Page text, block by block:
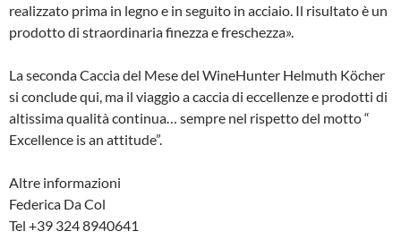
realizzato prima in legno e in seguito in acciaio. Il risultato è un
prodotto di straordinaria finezza e freschezza».
La seconda Caccia del Mese del WineHunter Helmuth Köcher
si conclude qui, ma il viaggio a caccia di eccellenze e prodotti di
altissima qualità continua… sempre nel rispetto del motto “
Excellence is an attitude”.
Altre informazioni
Federica Da Col
Tel +39 324 8940641